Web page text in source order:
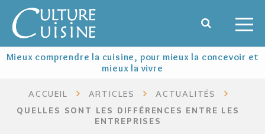
Mieux comprendre la cuisine, pour mieux la concevoir et
mieux la vivre
ACCUEIL ARTICLES
ACTUALITÉS
QUELLES SONT LES DIFFÉRENCES ENTRE LES
ENTREPRISES